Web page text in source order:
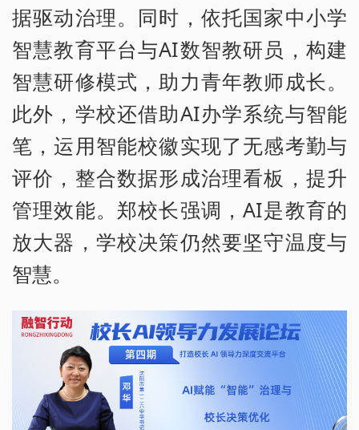
据驱动治理。同时，依托国家中小学
智慧教育平台与AI数智教研员，构建
智慧研修模式，助力青年教师成长。
此外，学校还借助AI办学系统与智能
笔，运用智能校徽实现了无感考勤与
评价，整合数据形成治理看板，提升
管理效能。郑校长强调，AI是教育的
放大器，学校决策仍然要坚守温度与
智慧。